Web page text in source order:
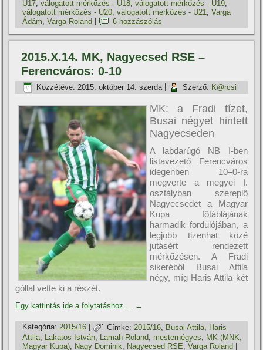
U17,válogatott mérkőzés - U18,válogatott mérkőzés - U19,
válogatott mérkőzés - U20,válogatott mérkőzés - U21,Varga
Ádám ,Varga Roland 6 hozzászólás
2015.X.14. MK, Nagyecsed RSE –
Ferencváros: 0-10
Közzétéve: 2015. október 14. szerda Szerző: K@rcsi
MK: a Fradi tí­zet,
Busai négyet hintett
Nagyecseden
A labdarúgó NB I-ben
listavezető Ferencváros
idegenben 10–0-ra
megverte a megyei I.
osztályban szereplő
Nagyecsedet a Magyar
Kupa főtáblájának
harmadik fordulójában, a
legjobb tizenhat közé
jutásért rendezett
mérkőzésen. A Fradi
sikeréből Busai Attila
négy, mí­g Haris Attila két
góllal vette ki a részét.
Egy kattintás ide a folytatáshoz.... →
Kategória: 2015/16 | Címke: 2015/16 Busai Attila Haris
Attila, Lakatos István, Lamah Roland, mesternégyes, MK (MNK;
Magyar Kupa), Nagy Dominik, Nagyecsed RSE,Varga Roland